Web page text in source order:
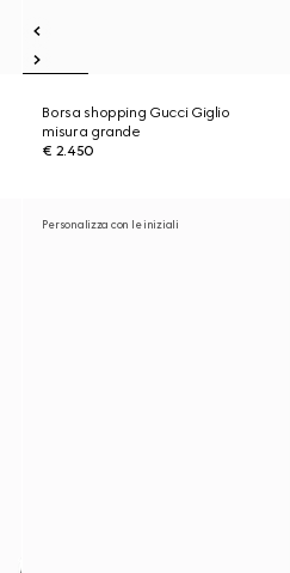
Borsa shopping Gucci Giglio
misura grande
€ 2.450
Personalizza con le iniziali